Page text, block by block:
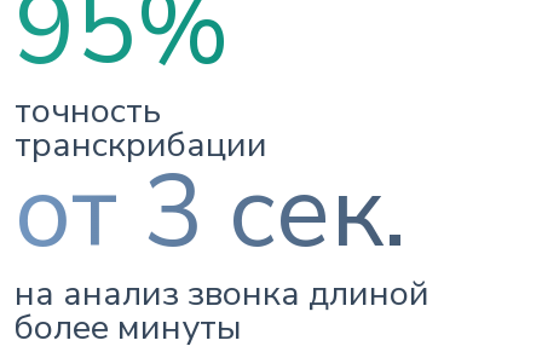
95%
точность
транскрибации
от 3 сек.
на анализ звонка длиной
более минуты